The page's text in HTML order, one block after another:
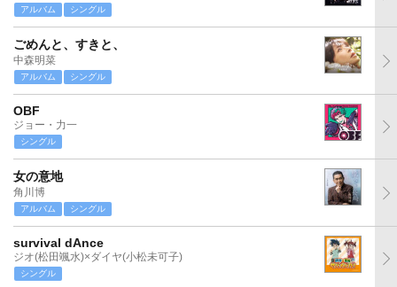
アルバム シングル
ごめんと、すきと、
中森明菜
アルバム シングル
OBF
ジョー・力一
シングル
女の意地
角川博
アルバム シングル
survival dAnce
ジオ(松田颯水)×ダイヤ(小松未可子)
シングル